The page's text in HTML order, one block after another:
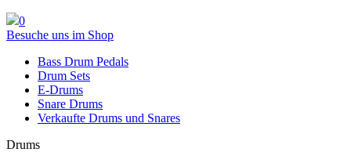
0
Besuche uns im Shop
Bass Drum Pedals
Drum Sets
E-Drums
Snare Drums
Verkaufte Drums und Snares
Drums